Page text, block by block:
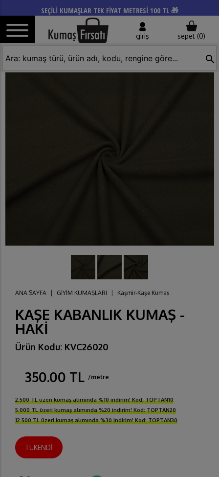
SEÇİLİ KUMAŞLAR TEK FİYAT METRESİ 100 TL 🎁
giriş sepet (0)
search
ANA SAYFA GİYİM KUMAŞLARI Kaşmir-Kaşe Kumaş
KAŞE KABANLIK KUMAŞ -
HAKİ
Ürün Kodu: KVC26020
350.00 TL /metre
2.500 TL üzeri kumaş alımında %10 indirim! Kod: TOPTAN10
5.000 TL üzeri kumaş alımında %20 indirim! Kod: TOPTAN20
12.500 TL üzeri kumaş alımında %30 indirim! Kod: TOPTAN30
TÜKENDİ